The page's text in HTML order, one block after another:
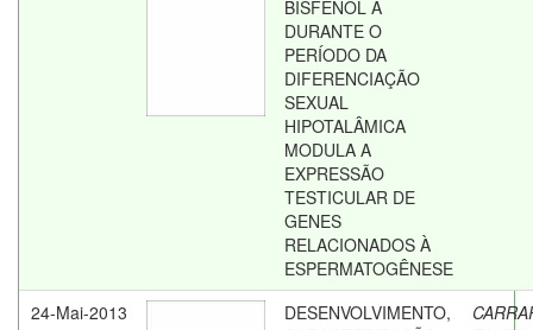
BISFENOL A
DURANTE O
PERÍODO DA
DIFERENCIAÇÃO
SEXUAL
HIPOTALÂMICA
MODULA A
EXPRESSÃO
TESTICULAR DE
GENES
RELACIONADOS À
ESPERMATOGÊNESE
24-Mai-2013
DESENVOLVIMENTO,